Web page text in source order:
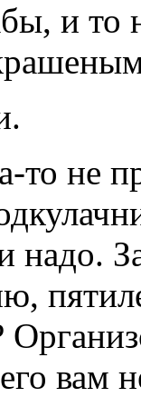
и то
то не
надо.
вам